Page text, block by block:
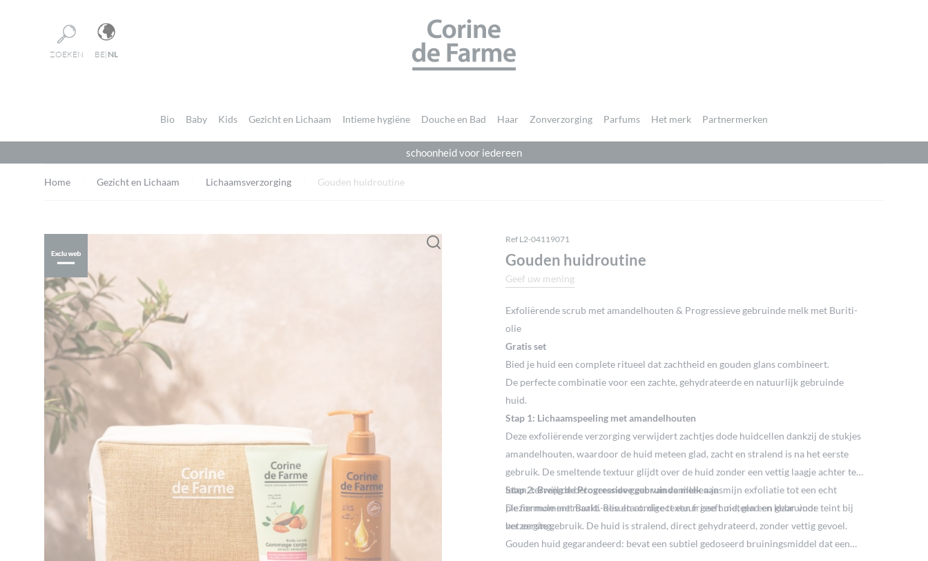
ZOEKEN BE| NL
CORINE DE FARME
Bio Baby Kids Gezicht en Lichaam Intieme hygiëne Douche en Bad Haar Zonverzorging Parfums Het merk Partnermerken
schoonheid voor iedereen
Home Gezicht en Lichaam Lichaamsverzorging Gouden huidroutine
Ref L2-04119071
Gouden huidroutine
Geef uw mening
Exfoliërende scrub met amandelhouten & Progressieve gebruinde melk met Buriti-
olie
Gratis set
Bied je huid een complete ritueel dat zachtheid en gouden glans combineert.
De perfecte combinatie voor een zachte, gehydrateerde en natuurlijk gebruinde
huid.
Stap 1: Lichaamspeeling met amandelhouten
Deze exfoliërende verzorging verwijdert zachtjes dode huidcellen dankzij de stukjes
amandelhouten, waardoor de huid meteen glad, zacht en stralend is na het eerste
gebruik. De smeltende textuur glijdt over de huid zonder een vettig laagje achter te
laten, terwijl de betoverende geur van vanille en jasmijn exfoliatie tot een echt
pleziermoment maakt. Resultaat: direct een frisse huid, glad en klaar voor
verzorging.
Stap 2: Breng de Progressieve gebruinde melk aan
De formule met Buriti-olie en romige textuur geeft meteen een gebruinde teint bij
het eerste gebruik. De huid is stralend, direct gehydrateerd, zonder vettig gevoel.
Gouden huid gegarandeerd: bevat een subtiel gedoseerd bruiningsmiddel dat een
Je moetingelogd zijnom een beoordeling te plaatsen.